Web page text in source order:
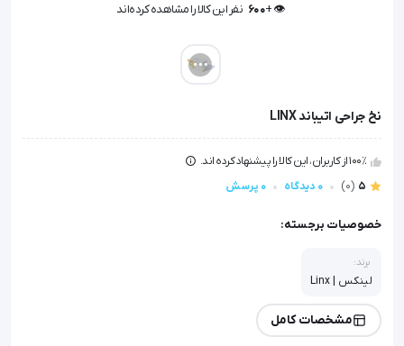
👁️ +
600 نفر این کالا را مشاهده کرده‌اند
نخ جراحی اتیباند LINX
100٪ از کاربران، این کالا را پیشنهاد کرده اند.
5
(0) 0 دیدگاه 0 پرسش
خصوصیات برجسته:
برند:
لینکس | Linx
مشخصات کامل